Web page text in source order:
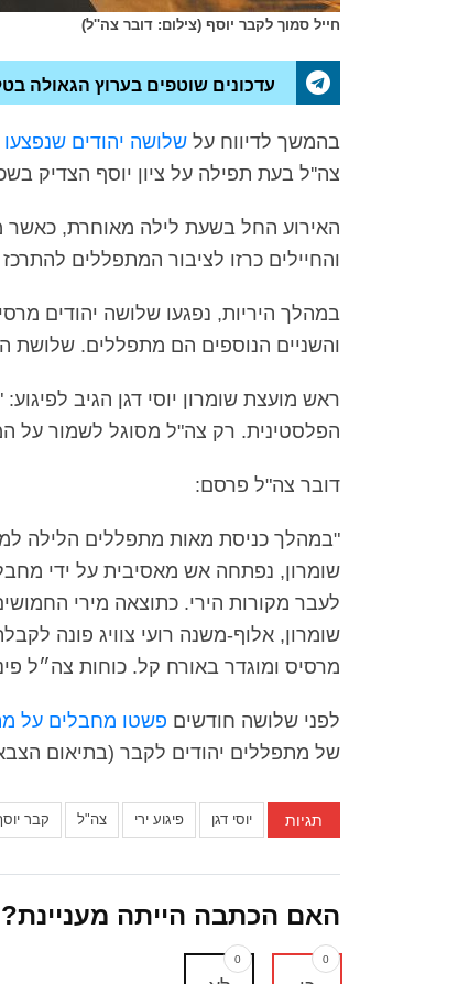
חייל סמוך לקבר יוסף (צילום: דובר צה''ל)
עדכונים שוטפים בערוץ הגאולה
בהמשך לדיווח על שלושה יהודים
צה''ל בעת תפילה על ציון יוסף הצדיק
האירוע החל בשעת לילה מאוחרת, כאשר
והחיילים כרזו לציבור המתפללים
במהלך היריות, נפגעו שלושה יהודים
והשניים הנוספים הם מתפללים. שלושת
ראש מועצת שומרון יוסי דגן הגיב
הפלסטינית. רק צה"ל מסוגל לשמור על
דובר צה"ל פרסם:
"במהלך כניסת מאות מתפללים הלילה
שומרון, נפתחה אש מאסיבית על ידי
לעבר מקורות הירי. כתוצאה מירי
שומרון, אלוף-משנה רועי צוויג פונה
מרסיס ומוגדר באורח קל. כוחות צה״ל
לפני שלושה חודשים פשטו מחבלים על
של מתפללים יהודים לקבר (בתיאום
תגיות יוסי דגן פיגוע ירי צה"ל קבר
האם הכתבה הייתה מעניינת?
0
0